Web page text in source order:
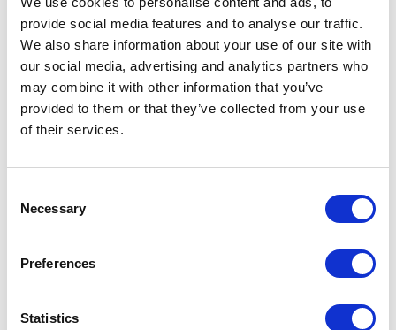
provide social media features and to analyse our traffic.
We also share information about your use of our site with
our social media, advertising and analytics partners who
may combine it with other information that you’ve
provided to them or that they’ve collected from your use
of their services.
Selection
Necessary
Preferences
Statistics
Características
Composición
64% PP
9%
Fibra reciclada
Ancho